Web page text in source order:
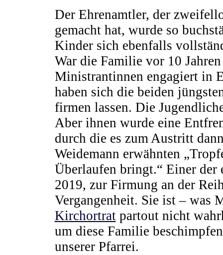
Der Ehrenamtler, der
gemacht hat, wurde so
Kinder sich ebenfalls
War die Familie vor 10
Ministrantinnen engagiert in
haben sich die beiden
firmen lassen. Die
Aber ihnen wurde eine
durch die es zum Austritt
Weidemann erwähnten
Überlaufen bringt.“ Einer der
2019, zur Firmung an der
Vergangenheit. Sie ist – was
Kirchortratpartout nicht
um diese Familie
unserer Pfarrei.